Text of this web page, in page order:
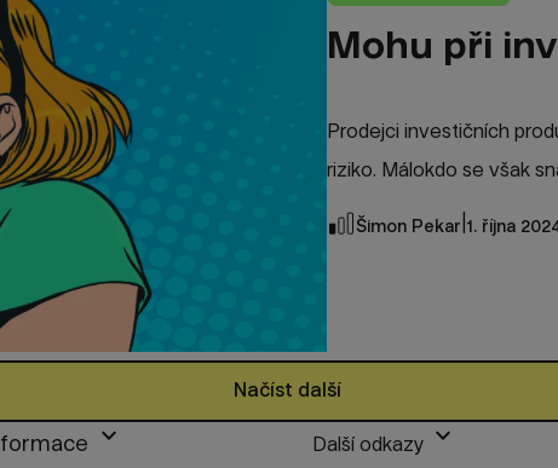
Mohu při
Prodejci investičních
riziko. Málokdo se však
Šimon Pekar 1. října
Načíst další
keyboard_arrow_down Další odkazy keyboard_arrow_down